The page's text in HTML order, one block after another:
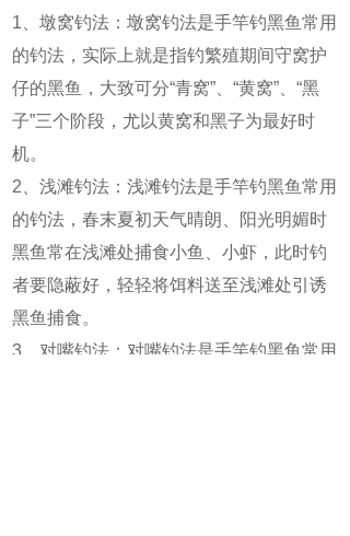
1、墩窝钓法：墩窝钓法是手竿钓黑鱼常用
的钓法，实际上就是指钓繁殖期间守窝护
仔的黑鱼，大致可分“青窝”、“黄窝”、“黑
子”三个阶段，尤以黄窝和黑子为最好时
机。
2、浅滩钓法：浅滩钓法是手竿钓黑鱼常用
的钓法，春末夏初天气晴朗、阳光明媚时
黑鱼常在浅滩处捕食小鱼、小虾，此时钓
者要隐蔽好，轻轻将饵料送至浅滩处引诱
黑鱼捕食。
3、对嘴钓法：对嘴钓法是手竿钓黑鱼常用